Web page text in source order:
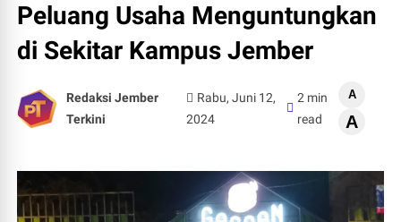
Peluang Usaha Menguntungkan
di Sekitar Kampus Jember
Redaksi Jember
Terkini
Rabu, Juni 12,
2024
2 min
read
A
A